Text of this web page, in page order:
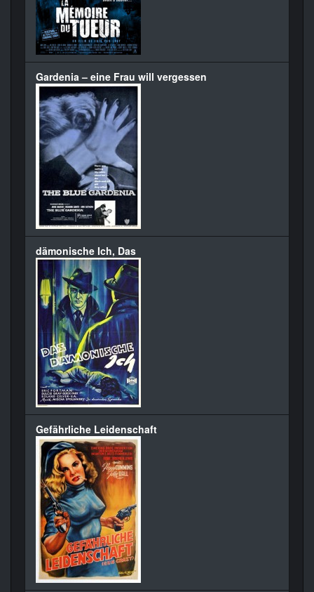
Gardenia – eine Frau will vergessen
dämonische Ich, Das
Gefährliche Leidenschaft